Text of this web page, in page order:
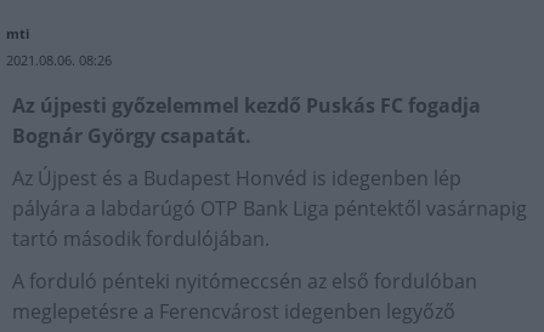
mti
2021.08.06. 08:26
Az újpesti győzelemmel kezdő Puskás FC fogadja
Bognár György csapatát.
Az Újpest és a Budapest Honvéd is idegenben lép
pályára a labdarúgó OTP Bank Liga péntektől vasárnapig
tartó második fordulójában.
A forduló pénteki nyitómeccsén az első fordulóban
meglepetésre a Ferencvárost idegenben legyőző